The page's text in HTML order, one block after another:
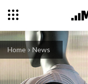
Home News